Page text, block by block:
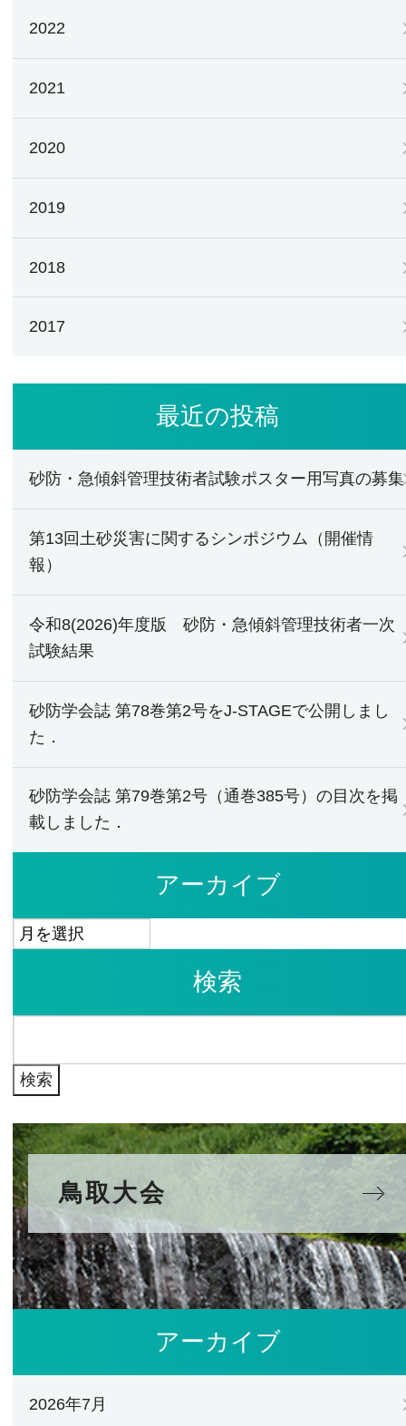
2022
2021
2020
2019
2018
2017
最近の投稿
砂防・急傾斜管理技術者試験ポスター用写真の募集
第13回土砂災害に関するシンポジウム（開催情
報）
令和8(2026)年度版 砂防・急傾斜管理技術者一次
試験結果
砂防学会誌 第78巻第2号をJ-STAGEで公開しまし
た．
砂防学会誌 第79巻第2号（通巻385号）の目次を掲
載しました．
アーカイブ
ア
検索
鳥取大会
アーカイブ
2026年7月